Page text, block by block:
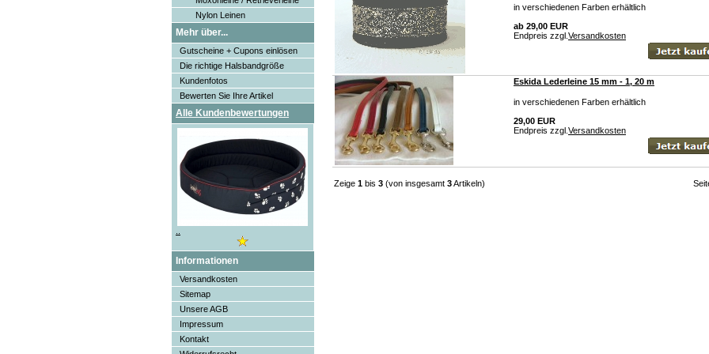
Nylon Leinen
Mehr über...
Gutscheine + Cupons einlösen
Die richtige Halsbandgröße
Kundenfotos
Bewerten Sie Ihre Artikel
Alle Kundenbewertungen
Informationen
Versandkosten
Sitemap
Unsere AGB
Impressum
Kontakt
in verschiedenen Farben erhältlich
ab 29,00 EUR
Endpreis zzgl. Versandkosten
Eskida Lederleine 15 mm - 1, 20 m
in verschiedenen Farben erhältlich
29,00 EUR
Endpreis zzgl. Versandkosten
Zeige 1 bis 3 (von insgesamt 3Artikeln)